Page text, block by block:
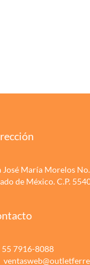
José María Morelos
de México. C.P.
55 7916-8088